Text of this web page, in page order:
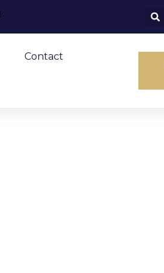
Contact